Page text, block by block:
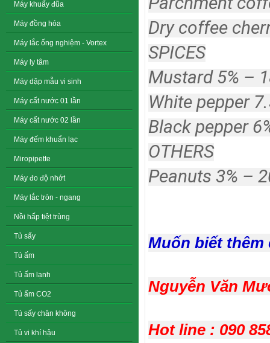
Máy khuấy đũa
Máy đồng hóa
Máy lắc ống nghiệm - Vortex
Máy ly tâm
Máy dập mẫu vi sinh
Máy cất nước 01 lần
Máy cất nước 02 lần
Máy đếm khuẩn lạc
Miropipette
Máy đo độ nhớt
Máy lắc tròn - ngang
Nồi hấp tiệt trùng
Tủ sấy
Tủ ấm
Tủ ấm lạnh
Tủ ấm CO2
Tủ sấy chân không
Tủ vi khí hậu
Dry coffee
SPICES
Mustard 5% –
White pepper
Black pepper
OTHERS
Peanuts 3% –
Muốn biết
Nguyễn Văn
Hot line : 090